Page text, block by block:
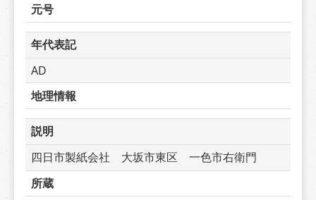
元号
年代表記
AD
地理情報
説明
四日市製紙会社　大坂市東区　一色市右衛門
所蔵